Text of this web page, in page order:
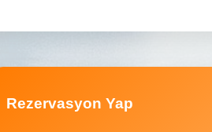
Rezervasyon Yap